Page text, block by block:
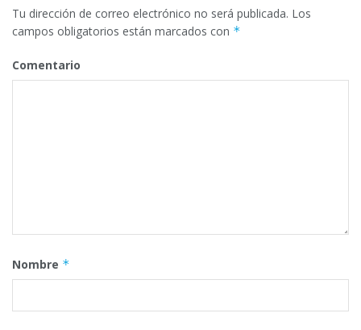
Tu dirección de correo electrónico no será publicada. Los
campos obligatorios están marcados con *
Comentario
Nombre *